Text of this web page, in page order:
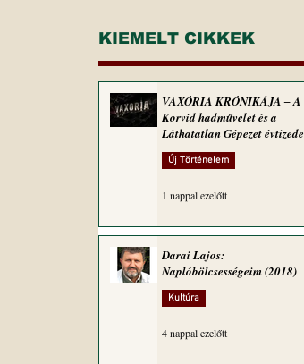
KIEMELT CIKKEK
VAXÓRIA KRÓNIKÁJA ‒ A
Korvid hadművelet és a
Láthatatlan Gépezet évtizede
Új Történelem
1 nappal ezelőtt
Darai Lajos:
Naplóbölcsességeim (2018)
Kultúra
4 nappal ezelőtt